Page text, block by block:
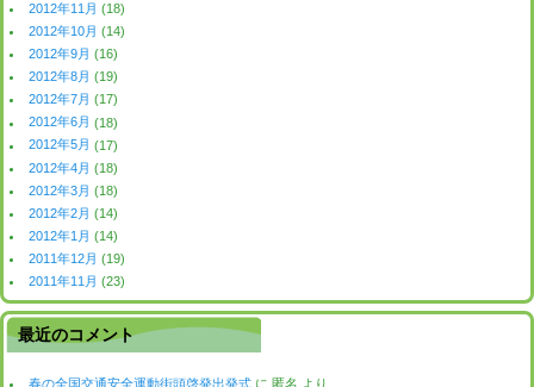
2012年11月 (18)
2012年10月 (14)
2012年9月 (16)
2012年8月 (19)
2012年7月 (17)
2012年6月 (18)
2012年5月 (17)
2012年4月 (18)
2012年3月 (18)
2012年2月 (14)
2012年1月 (14)
2011年12月 (19)
2011年11月 (23)
最近のコメント
春の全国交通安全運動街頭啓発出発式 に 匿名 より